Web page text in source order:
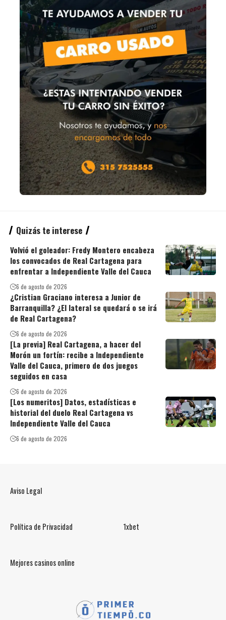
Quizás te interese
Volvió el goleador: Fredy Montero encabeza
los convocados de Real Cartagena para
enfrentar a Independiente Valle del Cauca
6 de agosto de 2026
¿Cristian Graciano interesa a Junior de
Barranquilla? ¿El lateral se quedará o se irá
de Real Cartagena?
6 de agosto de 2026
[La previa] Real Cartagena, a hacer del
Morón un fortín: recibe a Independiente
Valle del Cauca, primero de dos juegos
seguidos en casa
6 de agosto de 2026
[Los numeritos] Datos, estadísticas e
historial del duelo Real Cartagena vs
Independiente Valle del Cauca
6 de agosto de 2026
Aviso Legal
Política de Privacidad 1xbet
Mejores casinos online